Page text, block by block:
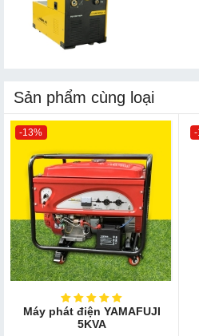
Sản phẩm cùng loại
-13%
Máy phát điện YAMAFUJI
5KVA